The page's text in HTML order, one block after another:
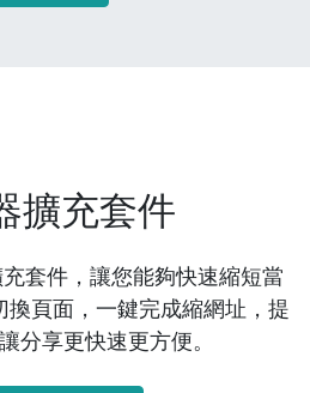
擴充套件
套件，讓您能夠快速縮短當
頁面，一鍵完成縮網址，提
分享更快速更方便。